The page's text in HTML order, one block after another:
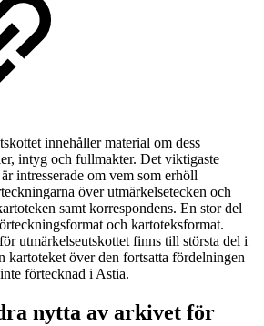
innehåller material om dess
intyg och fullmakter. Det viktigaste
intresserade om vem som erhöll
över utmärkelsetecken och
samt korrespondens. En stor del
och kartoteksformat.
utmärkelseutskottet finns till största del i
kartoteket över den fortsatta fördelningen
förtecknad i Astia.
nytta av arkivet för